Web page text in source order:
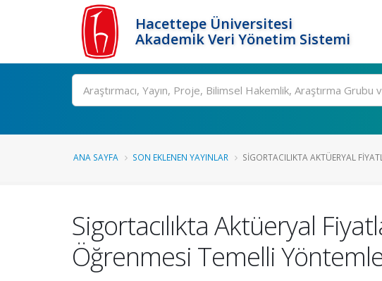
Hacettepe Üniversitesi
Akademik Veri Yönetim Sistemi
Ara
ANA SAYFA SON EKLENEN YAYINLAR SIGORTACILIKTA AKTÜERYAL
Sigortacılıkta Aktüeryal
Öğrenmesi Temelli